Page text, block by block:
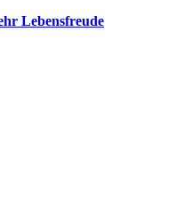
Lebensfreude